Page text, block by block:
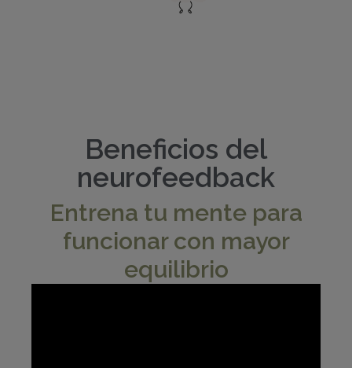
Beneficios del
neurofeedback
Entrena tu mente para
funcionar con mayor
equilibrio